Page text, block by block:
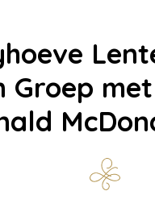
Groep